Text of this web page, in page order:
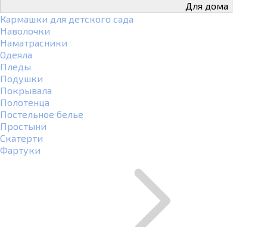
Для дома
Кармашки для детского сада
Наволочки
Наматрасники
Одеяла
Пледы
Подушки
Покрывала
Полотенца
Постельное белье
Простыни
Скатерти
Фартуки